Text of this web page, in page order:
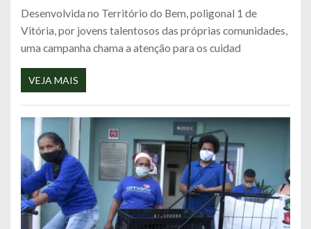
Desenvolvida no Território do Bem, poligonal 1 de
Vitória, por jovens talentosos das próprias comunidades,
uma campanha chama a atenção para os cuidad
VEJA MAIS